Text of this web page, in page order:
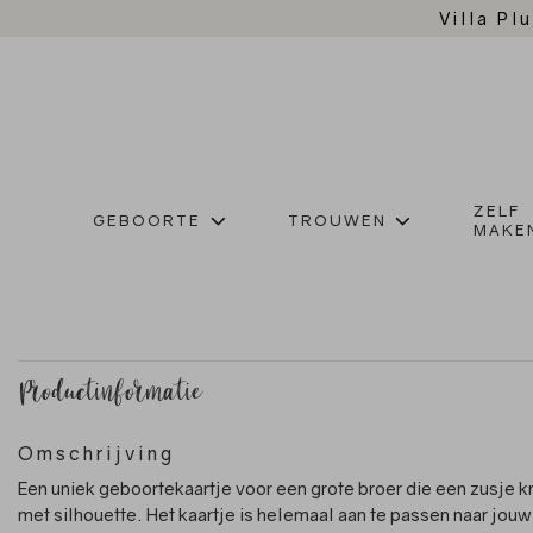
Villa
GEBOORTE TROUWEN
ZELF
Productinformatie
Omschrijving
Een uniek geboortekaartje voor een grote broer die een zusje
met silhouette. Het kaartje is helemaal aan te passen naar jouw